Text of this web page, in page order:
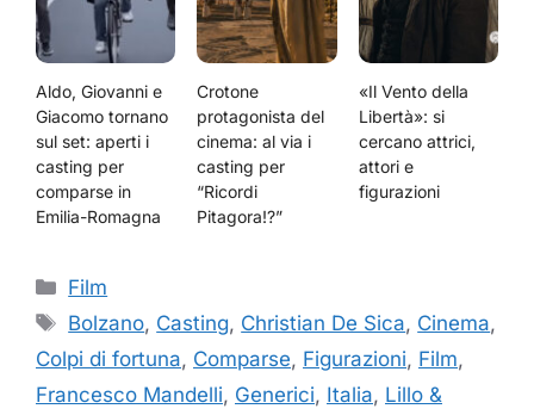
Aldo, Giovanni e
Giacomo tornano
sul set: aperti i
casting per
comparse in
Emilia-Romagna
Crotone
protagonista del
cinema: al via i
casting per
“Ricordi
Pitagora!?”
«Il Vento della
Libertà»: si
cercano attrici,
attori e
figurazioni
Categorie
Film
Tag
Bolzano, Casting, Christian De Sica, Cinema,
Colpi di fortuna, Comparse, Figurazioni, Film,
Francesco Mandelli, Generici, Italia, Lillo &